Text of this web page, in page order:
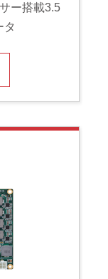
ー搭載3.5
タ